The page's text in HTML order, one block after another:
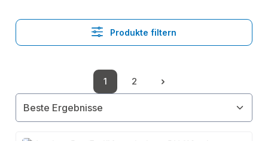
Produkte filtern
Seite
1
Seite
2